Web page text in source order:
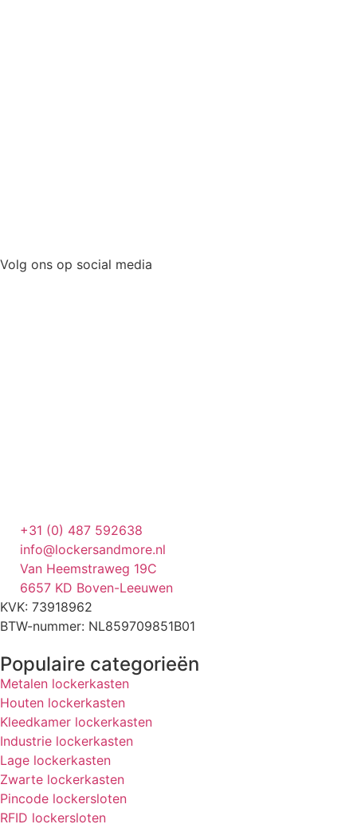
Volg ons op social media
+31 (0) 487 592638
info@lockersandmore.nl
Van Heemstraweg 19C
6657 KD Boven-Leeuwen
KVK: 73918962
BTW-nummer: NL859709851B01
Populaire categorieën
Metalen lockerkasten
Houten lockerkasten
Kleedkamer lockerkasten
Industrie lockerkasten
Lage lockerkasten
Zwarte lockerkasten
Pincode lockersloten
RFID lockersloten